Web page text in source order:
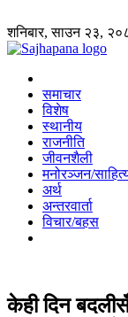
शनिबार, साउन २३,
समाचार
विशेष
स्थानीय
राजनीति
जीवनशैली
मनोरञ्जन/
अर्थ
अन्तरवार्ता
विचार/बहस
केही दिन